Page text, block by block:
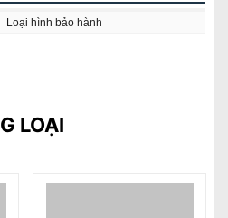
vẻ đẹp tinh tế cho không gian
bật với tính năng kết nối không dây
luôn sạch sẽ, gọn gàng, đồng
Loại hình bảo hành
LOẠI